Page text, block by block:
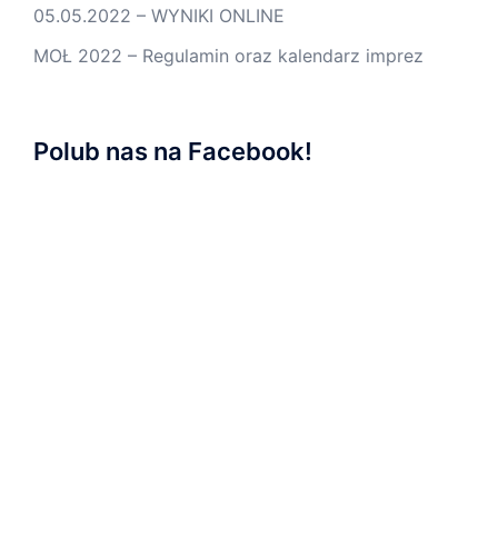
05.05.2022 – WYNIKI ONLINE
MOŁ 2022 – Regulamin oraz kalendarz imprez
Polub nas na Facebook!